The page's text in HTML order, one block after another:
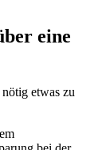
eine
etwas zu